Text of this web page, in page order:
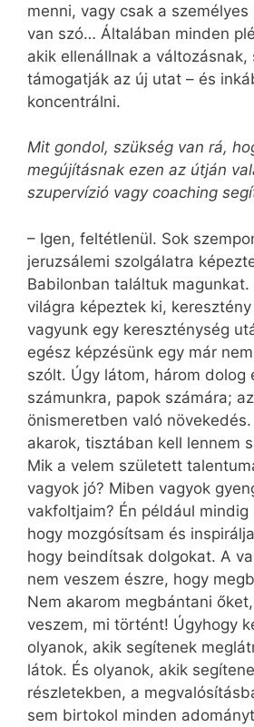
menni, vagy csak a
van szó… Általában minden
akik ellenállnak a változásnak,
támogatják az új utat – és
koncentrálni.
Mit gondol, szükség van rá,
megújításnak ezen az útján
szupervízió vagy coac­hing
– Igen, feltétlenül. Sok
jeruzsálemi szolgálatra
Babilonban találtuk magunkat.
világra képeztek ki,
vagyunk egy kereszténység
egész képzésünk egy már
szólt. Úgy látom, három dolog
számunkra, papok számára;
önismeretben való
akarok, tisztában kell lennem
Mik a velem született
vagyok jó? Miben vagyok
vakfoltjaim? Én például
hogy mozgósítsam és
hogy beindítsak dolgokat. A
nem veszem észre, hogy
Nem akarom megbántani
veszem, mi történt! Úgyhogy
olyanok, akik segítenek
látok. És olyanok, akik
részletekben, a
sem birtokol minden